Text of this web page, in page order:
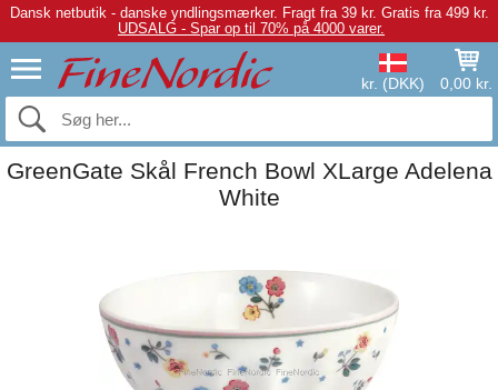
Dansk netbutik - danske yndlingsmærker. Fragt fra 39 kr. Gratis fra 499 kr.
UDSALG - Spar op til 70% på 4000 varer.
kr. (DKK) 0,00 kr.
GreenGate Skål French Bowl XLarge Adelena
White